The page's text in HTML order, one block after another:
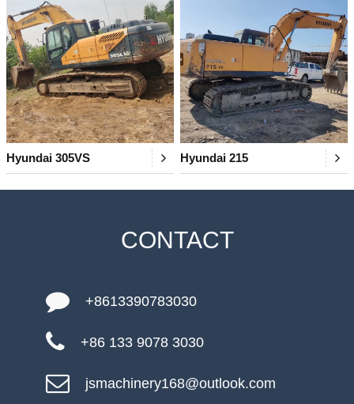
Hyundai 305VS Hyundai 215
CONTACT
+8613390783030
+86 133 9078 3030
jsmachinery168@outlook.com